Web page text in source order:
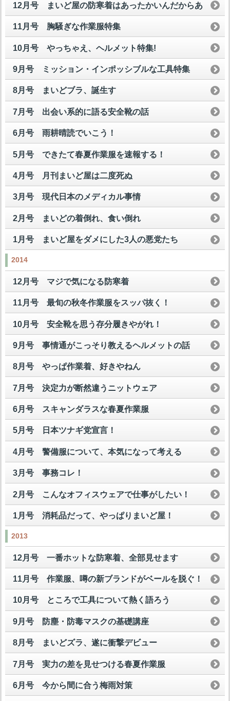
12月号 まいど屋の防寒着はあったかいんだからあ
11月号 胸騒ぎな作業服特集
10月号 やっちゃえ、ヘルメット特集!
9月号 ミッション・インポッシブルな工具特集
8月号 まいどブラ、誕生す
7月号 出会い系的に語る安全靴の話
6月号 雨耕晴読でいこう！
5月号 できたて春夏作業服を速報する！
4月号 月刊まいど屋は二度死ぬ
3月号 現代日本のメディカル事情
2月号 まいどの着倒れ、食い倒れ
1月号 まいど屋をダメにした3人の悪党たち
2014
12月号 マジで気になる防寒着
11月号 最旬の秋冬作業服をスッパ抜く！
10月号 安全靴を思う存分履きやがれ！
9月号 事情通がこっそり教えるヘルメットの話
8月号 やっぱ作業着、好きやねん
7月号 決定力が断然違うニットウェア
6月号 スキャンダラスな春夏作業服
5月号 日本ツナギ党宣言！
4月号 警備服について、本気になって考える
3月号 事務コレ！
2月号 こんなオフィスウェアで仕事がしたい！
1月号 消耗品だって、やっぱりまいど屋！
2013
12月号 一番ホットな防寒着、全部見せます
11月号 作業服、噂の新ブランドがベールを脱ぐ！
10月号 ところで工具について熱く語ろう
9月号 防塵・防毒マスクの基礎講座
8月号 まいどズラ、遂に衝撃デビュー
7月号 実力の差を見せつける春夏作業服
6月号 今から間に合う梅雨対策